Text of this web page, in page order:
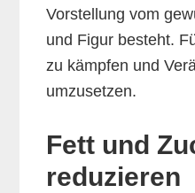
Vorstellung vom
und Figur besteht.
zu kämpfen und
umzusetzen.
Fett und
reduzieren